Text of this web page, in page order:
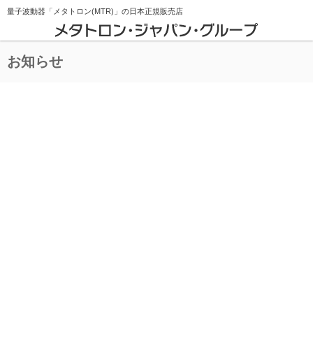
量子波動器「メタトロン(MTR)」の日本正規販売店
お知らせ